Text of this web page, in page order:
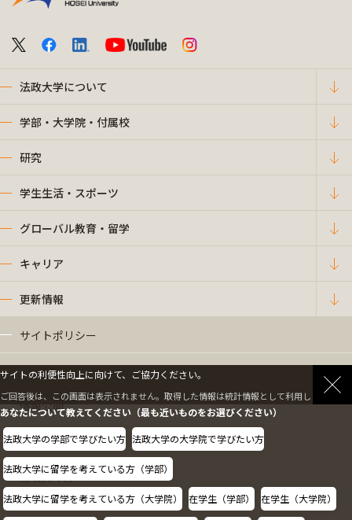
法政大学について
学部・大学院・付属校
研究
学生生活・スポーツ
グローバル教育・留学
キャリア
更新情報
サイトポリシー
プライバシーポリシー
情報公開
採用情報
教職員の方へ
サイトの利便性向上に向けて、ご協力ください。
ご回答後は、この画面は表示されません。取得した情報は統計情報として利用します。
あなたについて教えてください（最も近いものをお選びください）
法政大学の学部で学びたい方 法政大学の大学院で学びたい方
法政大学に留学を考えている方（学部）
法政大学に留学を考えている方（大学院） 在学生（学部） 在学生（大学院）